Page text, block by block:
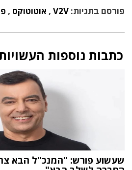
פורסם בתגיות: V2V
, אוטוטוקס ,
כתבות נוספות
שעשוע פורש: "המנכ"ל הבא